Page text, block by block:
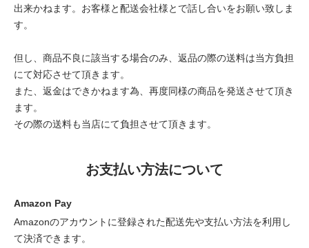
出来かねます。お客様と配送会社様とで話し合いをお願い致しま
す。
但し、商品不良に該当する場合のみ、返品の際の送料は当方負担
にて対応させて頂きます。
また、返金はできかねます為、再度同様の商品を発送させて頂き
ます。
その際の送料も当店にて負担させて頂きます。
お支払い方法について
Amazon Pay
Amazonのアカウントに登録された配送先や支払い方法を利用し
て決済できます。